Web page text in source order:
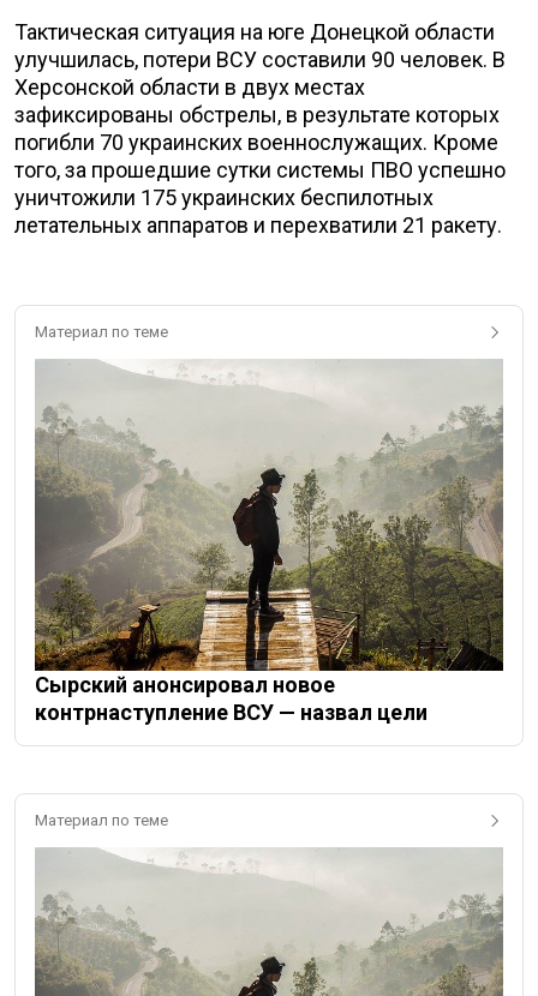
Тактическая ситуация на юге Донецкой области
улучшилась, потери ВСУ составили 90 человек. В
Херсонской области в двух местах
зафиксированы обстрелы, в результате которых
погибли 70 украинских военнослужащих. Кроме
того, за прошедшие сутки системы ПВО успешно
уничтожили 175 украинских беспилотных
летательных аппаратов и перехватили 21 ракету.
Материал по теме
Сырский анонсировал новое
контрнаступление ВСУ — назвал цели
Материал по теме